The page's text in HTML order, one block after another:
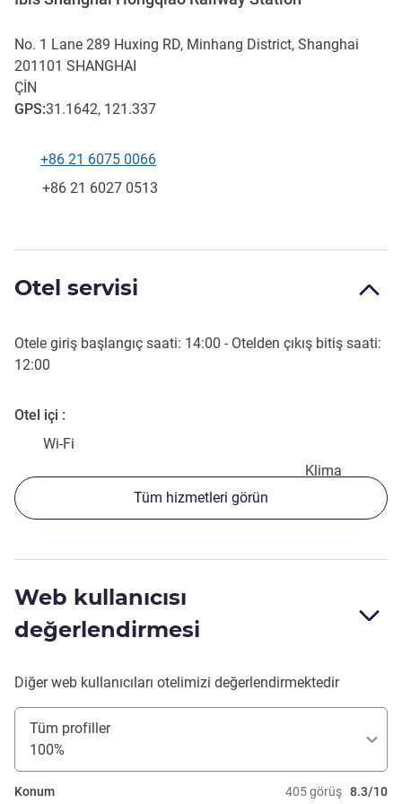
No. 1 Lane 289 Huxing RD, Minhang District, Shanghai
201101 SHANGHAI
ÇIN
GPS:31.1642, 121.337
Telefon
+86 21 6075 0066
Faks
+86 21 6027 0513
Otel servisi
Otele giriş başlangıç saati: 14:00 - Otelden çıkış bitiş saati:
12:00
Otel içi
Wi-Fi
Klima
Tüm hizmetleri görün
Web kullanıcısı
değerlendirmesi
Diğer web kullanıcıları otelimizi değerlendirmektedir
Tüm profiller
100%
405 görüş 8.3/10
Konum